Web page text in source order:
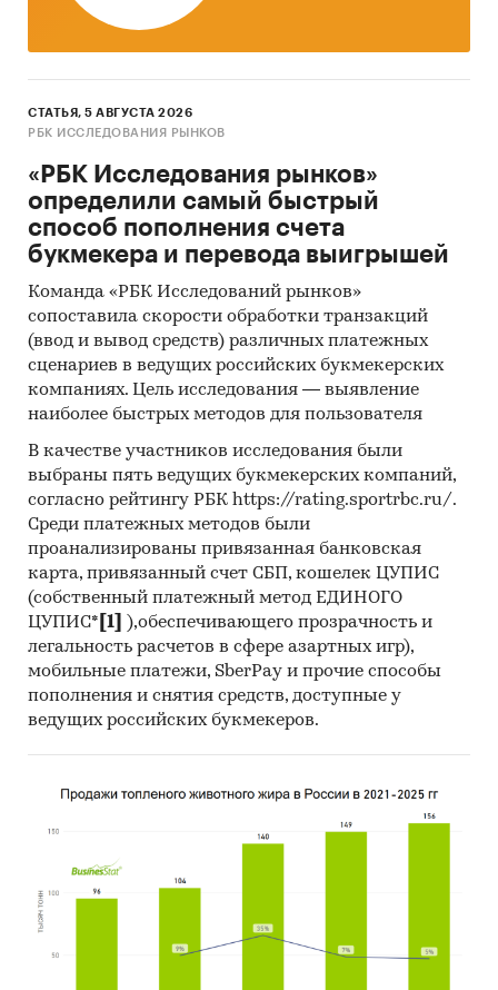
СТАТЬЯ, 5 АВГУСТА 2026
РБК ИССЛЕДОВАНИЯ РЫНКОВ
«РБК Исследования рынков»
определили самый быстрый
способ пополнения счета
букмекера и перевода выигрышей
Команда «РБК Исследований рынков»
сопоставила скорости обработки транзакций
(ввод и вывод средств) различных платежных
сценариев в ведущих российских букмекерских
компаниях. Цель исследования — выявление
наиболее быстрых методов для пользователя
В качестве участников исследования были
выбраны пять ведущих букмекерских компаний,
согласно рейтингу РБК https://rating.sportrbc.ru/.
Среди платежных методов были
проанализированы привязанная банковская
карта, привязанный счет СБП, кошелек ЦУПИС
(собственный платежный метод ЕДИНОГО
ЦУПИС* [1]
),обеспечивающего прозрачность и
легальность расчетов в сфере азартных игр),
мобильные платежи, SberPay и прочие способы
пополнения и снятия средств, доступные у
ведущих российских букмекеров.